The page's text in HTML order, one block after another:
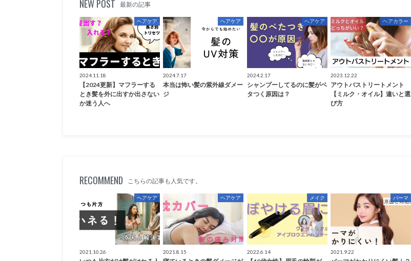
NEW POST 最新の記事
ヘアケア
2024.11.18
【2024更新】マフラーする
とき髪を外に出すか出さない
か迷う人へ
ヘアケア
2024.7.17
本当は怖い髪の紫外線ダメー
ジ
ヘアケア
2024.2.17
シャンプーしてるのに髪がベ
タつく原因は？
ヘアカラー
2023.12.22
アウトバストリートメント
【ミルク・オイル】違いと選
び方
RECOMMEND こちらの記事も人気です。
ヘアケア
2021.10.26
ヘアケア
2021.8.15
メイク
2022.6.14
パーマ
2021.9.22